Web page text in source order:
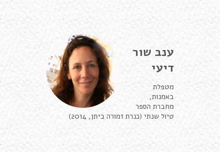
ענב שור
דיעי
מטפלת
באמנות,
מחברת הספר
טיול שנתי (כנרת זמורה ביתן, 2014)